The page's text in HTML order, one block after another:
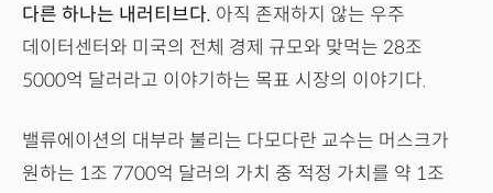
다른 하나는 내러티브다. 아직 존재하지 않는 우주
데이터센터와 미국의 전체 경제 규모와 맞먹는 28조
5000억 달러라고 이야기하는 목표 시장의 이야기다.
밸류에이션의 대부라 불리는 다모다란 교수는 머스크가
원하는 1조 7700억 달러의 가치 중 적정 가치를 약 1조